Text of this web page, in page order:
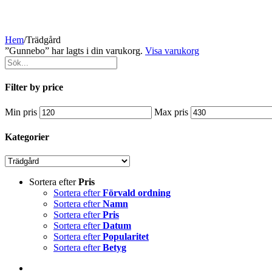
Hem/Trädgård
”Gunnebo” har lagts i din varukorg. Visa varukorg
Filter by price
Min pris Max pris
Kategorier
Sortera efterPris
Sortera efterFörvald ordning
Sortera efterNamn
Sortera efterPris
Sortera efterDatum
Sortera efterPopularitet
Sortera efterBetyg